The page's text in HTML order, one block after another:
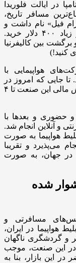
در ایالت فلوریدا
مسافر تاریخ،
فیل» نام داشت و
اولین بلیط هواپیما تاریخ را با قیمت بسیار زیاد ۴۰۰ دلار خرید.
برگشت بین کالیفرنیا
کنید!)
هواپیمایی با
جایی که امروز در
هر دقیقه ۵۰ هواپیما به پرواز درمی‌آید و گردش مالی این صنعت تا ۴
و حضوری و بعدها با
و آنلاین انجام شد.
هواپیما به صورت
می‌پذیرد و تقریبا
شده در جهان، به صورت
شده
مسافرتی و
هواپیما در ایران،
و گردشگری ناگهان
این صنعت، موجب
این بازار، بنا به